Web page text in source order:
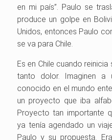
en mi país”. Paulo se
produce un golpe en
Unidos, entonces Paulo
se va para Chile.
Es en Chile cuando
tanto dolor. Imaginen a
conocido en el mundo
un proyecto que iba
Proyecto tan importante
ya tenía agendado un
Paulo y su propuesta.